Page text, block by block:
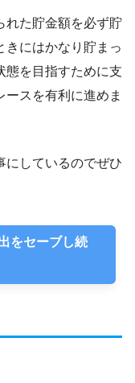
れた貯金額を必ず貯
きにはかなり貯まっ
態を目指すために支
スを有利に進めま
にしているのでぜひ
をセーブし続